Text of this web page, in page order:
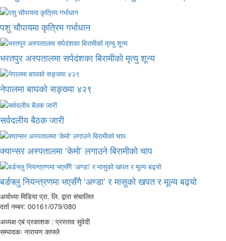
पशु चौपायमा कृत्रिम गर्भाधान
भरतपुर अस्पतालमा सर्पदंशका बिरामीको मृत्यु शून्य
नेपालमा बाघको सङ्ख्या ४२९
सर्वदलीय बैठक जारी
क्यान्सर अस्पतालमा ‘केमो’ लगाउने बिरामीको चाप
बर्डफ्लु नियन्त्रणमा भएसँगै ‘अण्डा’ र मासुको खपत र मूल्य बढ्यो
अयोध्या मिडिया प्रा. लि. द्वारा संचालित
दर्ता नम्बर: 00161/079/080
अध्यक्ष एबं प्रकाशक : प्रस्ताव सुवेदी
सम्पादकः नारायण काफ्ले